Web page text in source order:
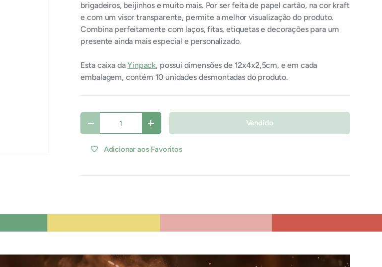
brigadeiros, beijinhos e muito mais. Por ser feita de papel cartão, na cor kraft
e com um visor transparente, permite a melhor visualização do produto.
Combina perfeitamente com laços, fitas, etiquetas e decorações para um
presente ainda mais especial e personalizado.
Esta caixa daYinpack, possui dimensões de 12x4x2,5cm, e em cada
embalagem, contém 10 unidades desmontadas do produto.
Qtde
Diminuir quantidadeAumentar quantidade Vendido
Adicionar aos Favoritos